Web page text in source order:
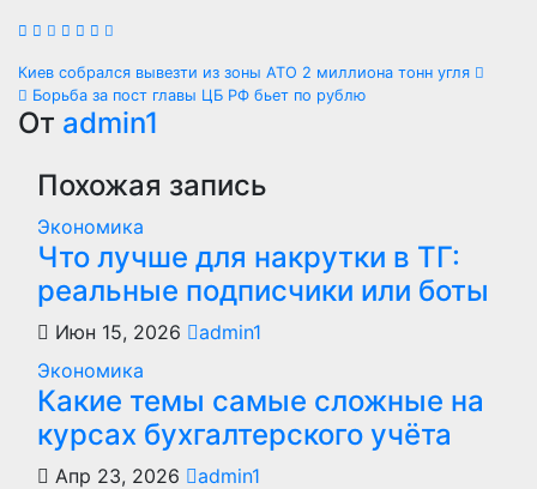
Навигация
по
записям
Киев собрался вывезти из зоны АТО 2 миллиона тонн угля
Борьба за пост главы ЦБ РФ бьет по рублю
От admin1
Похожая запись
Экономика
Что лучше для накрутки в ТГ:
реальные подписчики или боты
Июн 15, 2026
admin1
Экономика
Какие темы самые сложные на
курсах бухгалтерского учёта
Апр 23, 2026
admin1